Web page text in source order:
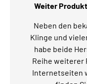
Weiter
Neben den
Klinge und
habe beide
Reihe weiterer
Internetseiten